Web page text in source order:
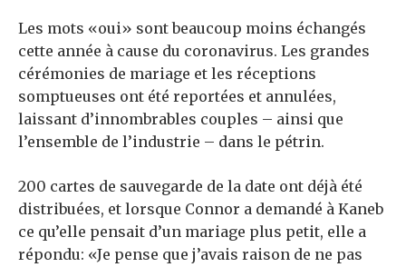
Les mots «oui» sont beaucoup moins échangés
cette année à cause du coronavirus. Les grandes
cérémonies de mariage et les réceptions
somptueuses ont été reportées et annulées,
laissant d’innombrables couples – ainsi que
l’ensemble de l’industrie – dans le pétrin.
200 cartes de sauvegarde de la date ont déjà été
distribuées, et lorsque Connor a demandé à Kaneb
ce qu’elle pensait d’un mariage plus petit, elle a
répondu: «Je pense que j’avais raison de ne pas